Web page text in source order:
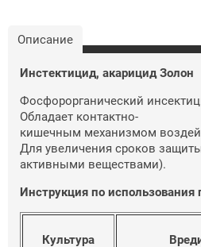
Описание
Инстектицид, акарицид Золон
Фосфорорганический
Обладает контактно-
кишечным механизмом
Для увеличения сроков
активными веществами).
Инструкция по использования
Культура